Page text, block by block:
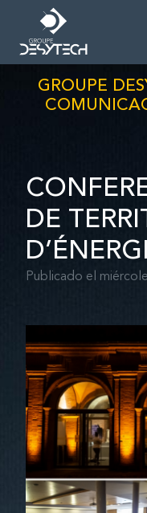
GROUPE
DE
Publicado el